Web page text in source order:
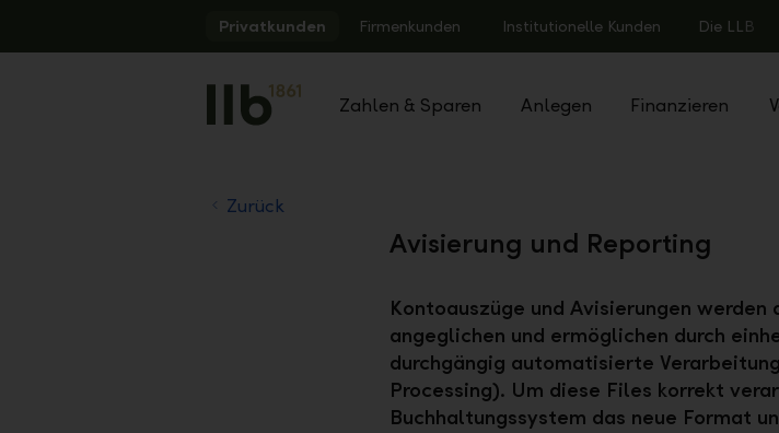
Privatkunden Firmenkunden Institutionelle Kunden Die LLB
Zahlen & Sparen Anlegen Finanzieren
Zurück
Avisierung und Reporting
Kontoauszüge und Avisierungen
angeglichen und ermöglichen durch
durchgängig automatisierte
Processing). Um diese Files korrekt
Buchhaltungssystem das neue Format